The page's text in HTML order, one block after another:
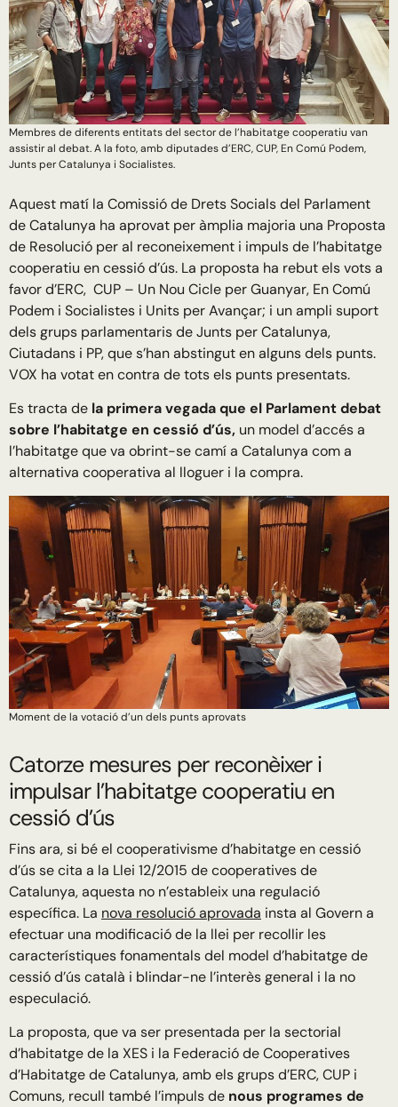
Membres de diferents entitats del sector de l’habitatge cooperatiu van
assistir al debat. A la foto, amb diputades d’ERC, CUP, En Comú Podem,
Junts per Catalunya i Socialistes.
Aquest matí la Comissió de Drets Socials del Parlament
de Catalunya ha aprovat per àmplia majoria una Proposta
de Resolució per al reconeixement i impuls de l’habitatge
cooperatiu en cessió d’ús. La proposta ha rebut els vots a
favor d’ERC, CUP – Un Nou Cicle per Guanyar, En Comú
Podem i Socialistes i Units per Avançar; i un ampli suport
dels grups parlamentaris de Junts per Catalunya,
Ciutadans i PP, que s’han abstingut en alguns dels punts.
VOX ha votat en contra de tots els punts presentats.
Es tracta de la primera vegada que el Parlament debat
sobre l’habitatge en cessió d’ús, un model d’accés a
l’habitatge que va obrint-se camí a Catalunya com a
alternativa cooperativa al lloguer i la compra.
Moment de la votació d’un dels punts aprovats
Catorze mesures per reconèixer i
impulsar l’habitatge cooperatiu en
cessió d’ús
Fins ara, si bé el cooperativisme d’habitatge en cessió
d’ús se cita a la Llei 12/2015 de cooperatives de
Catalunya, aquesta no n’estableix una regulació
específica. La nova resolució aprovada insta al Govern a
efectuar una modificació de la llei per recollir les
característiques fonamentals del model d’habitatge de
cessió d’ús català i blindar-ne l’interès general i la no
especulació.
La proposta, que va ser presentada per la sectorial
d’habitatge de la XES i la Federació de Cooperatives
d’Habitatge de Catalunya, amb els grups d’ERC, CUP i
Comuns, recull també l’impuls de nous programes de